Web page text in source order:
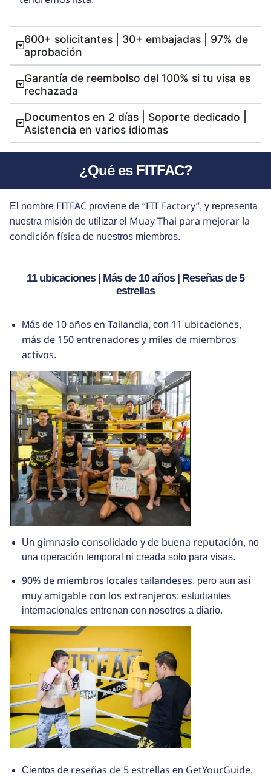
600+ solicitantes | 30+ embajadas | 97% de
aprobación
Garantía de reembolso del 100% si tu visa es
rechazada
Documentos en 2 días | Soporte dedicado |
Asistencia en varios idiomas
¿Qué es FITFAC?
El nombre FITFAC proviene de “FIT Factory”, y representa
nuestra misión de utilizar el Muay Thai para mejorar la
condición física de nuestros miembros.
11 ubicaciones | Más de 10 años | Reseñas de 5
estrellas
Más de 10 años en Tailandia, con 11 ubicaciones,
más de 150 entrenadores y miles de miembros
activos.
Un gimnasio consolidado y de buena reputación, no
una operación temporal ni creada solo para visas.
90% de miembros locales tailandeses, pero aun así
muy amigable con los extranjeros; estudiantes
internacionales entrenan con nosotros a diario.
Cientos de reseñas de 5 estrellas en GetYourGuide,